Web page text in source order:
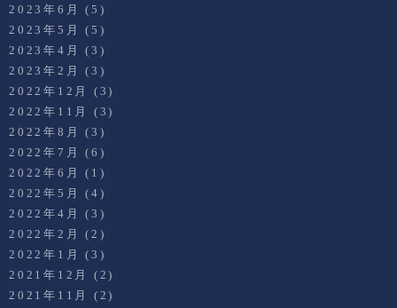
2023年6月
(5)
2023年5月
(5)
2023年4月
(3)
2023年2月
(3)
2022年12月
(3)
2022年11月
(3)
2022年8月
(3)
2022年7月
(6)
2022年6月
(1)
2022年5月
(4)
2022年4月
(3)
2022年2月
(2)
2022年1月
(3)
2021年12月
(2)
2021年11月
(2)